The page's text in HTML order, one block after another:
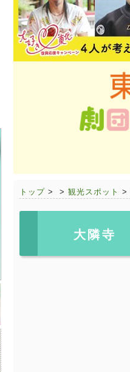
トップ > > 観光スポット >
大隣寺